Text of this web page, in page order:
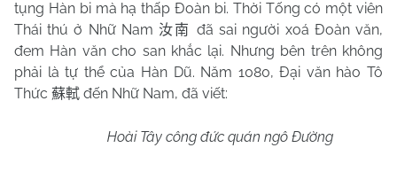
tụng Hàn bi mà hạ thấp Đoàn bi. Thời Tống có một viên
Thái thú ở Nhữ Nam 汝南 đã sai người xoá Đoàn văn,
đem Hàn văn cho san khắc lại. Nhưng bên trên không
phải là tự thể của Hàn Dũ. Năm 1080, Đại văn hào Tô
Thức 蘇軾 đến Nhữ Nam, đã viết:
Hoài Tây công đức quán ngô Đường